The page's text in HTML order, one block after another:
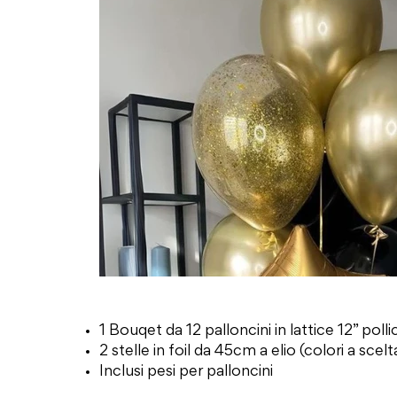
1 Bouqet da 12 palloncini in lattice 12”
2 stelle in foil da 45cm a elio (colori a
Inclusi pesi per palloncini